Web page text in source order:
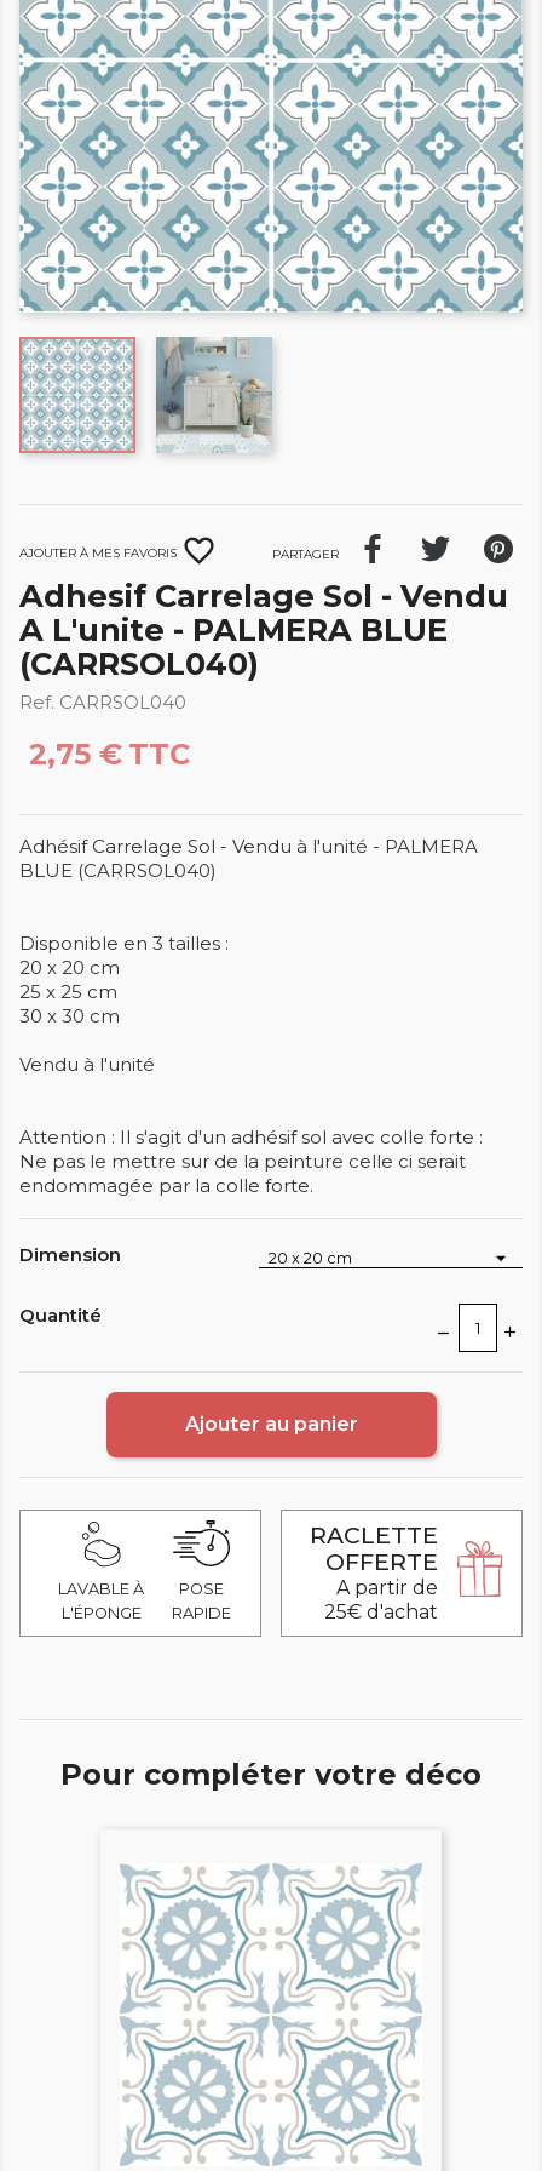
Ajouter à mes favoris favorite_border Partager
Adhesif Carrelage Sol - Vendu
A L'unite - PALMERA BLUE
(CARRSOL040)
Ref. CARRSOL040
2,75 € TTC
Adhésif Carrelage Sol - Vendu à l'unité - PALMERA
BLUE (CARRSOL040)
Disponible en 3 tailles :
20 x 20 cm
25 x 25 cm
30 x 30 cm
Vendu à l'unité
Attention : Il s'agit d'un adhésif sol avec colle forte :
Ne pas le mettre sur de la peinture celle ci serait
endommagée par la colle forte.
Dimension
Quantité
Ajouter au panier
LAVABLE À
L'ÉPONGE
POSE
RAPIDE
RACLETTE
OFFERTE
A partir de
25€ d'achat
Pour compléter votre déco